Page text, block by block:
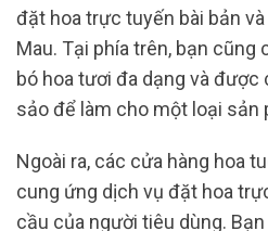
đặt hoa trực tuyến bài bản
Mau. Tại phía trên, bạn cũng
bó hoa tươi đa dạng và
sảo để làm cho một loại sản
Ngoài ra, các cửa hàng hoa
cung ứng dịch vụ đặt hoa
cầu của người tiêu dùng.